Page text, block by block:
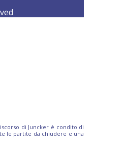
di Juncker è condito di
le partite da chiudere e una